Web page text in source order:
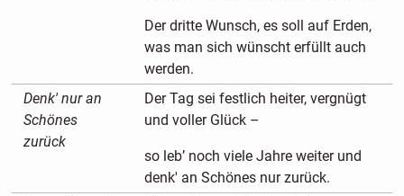
Der dritte Wunsch, es soll auf Erden,
was man sich wünscht erfüllt auch
werden.
Denk' nur an
Schönes
zurück
Der Tag sei festlich heiter, vergnügt
und voller Glück –
so leb’ noch viele Jahre weiter und
denk' an Schönes nur zurück.